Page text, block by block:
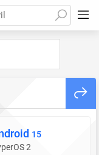
15
2